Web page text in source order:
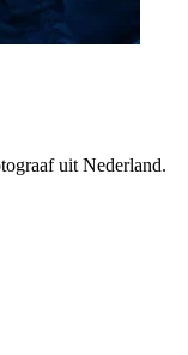
uit Nederland.